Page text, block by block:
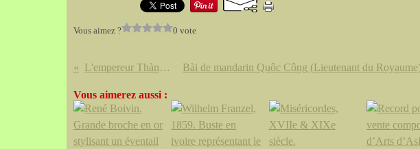
Vous aimez ? 0 vote
L'empereur Thành Thai.
Vous aimerez aussi :